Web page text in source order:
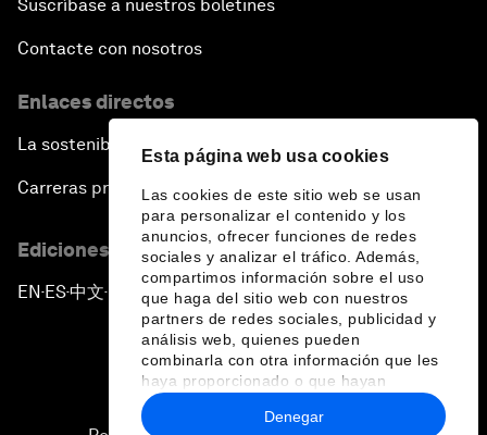
Esta página web usa cookies
Las cookies de este sitio web se usan
para personalizar el contenido y los
anuncios, ofrecer funciones de redes
sociales y analizar el tráfico. Además,
compartimos información sobre el uso
que haga del sitio web con nuestros
partners de redes sociales, publicidad y
análisis web, quienes pueden
combinarla con otra información que les
haya proporcionado o que hayan
recopilado a partir del uso que haya
hecho de sus servicios.
Denegar
Suscríbase a nuestros boletines
Contacte con nosotros
Enlaces directos
La sostenibilidad en el Foro
Carreras profesionales
Ediciones en otros idiomas
EN ▪ES▪中文▪ 日本語